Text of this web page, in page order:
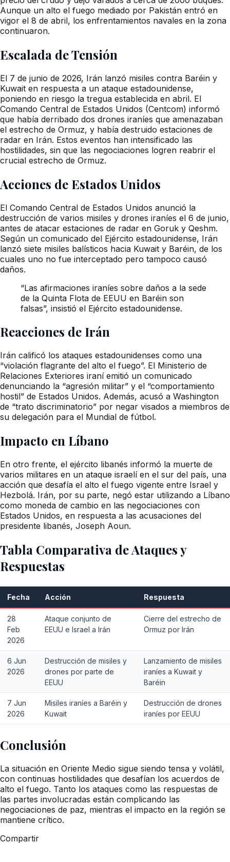
Aunque un alto el fuego mediado por Pakistán entró en
vigor el 8 de abril, los enfrentamientos navales en la zona
continuaron.
Escalada de Tensión
El 7 de junio de 2026, Irán lanzó misiles contra Baréin y
Kuwait en respuesta a un ataque estadounidense,
poniendo en riesgo la tregua establecida en abril. El
Comando Central de Estados Unidos (Centcom) informó
que había derribado dos drones iraníes que amenazaban
el estrecho de Ormuz, y había destruido estaciones de
radar en Irán. Estos eventos han intensificado las
hostilidades, sin que las negociaciones logren reabrir el
crucial estrecho de Ormuz.
Acciones de Estados Unidos
El Comando Central de Estados Unidos anunció la
destrucción de varios misiles y drones iraníes el 6 de junio,
antes de atacar estaciones de radar en Goruk y Qeshm.
Según un comunicado del Ejército estadounidense, Irán
lanzó siete misiles balísticos hacia Kuwait y Baréin, de los
cuales uno no fue interceptado pero tampoco causó
daños.
“Las afirmaciones iraníes sobre daños a la sede
de la Quinta Flota de EEUU en Baréin son
falsas”, insistió el Ejército estadounidense.
Reacciones de Irán
Irán calificó los ataques estadounidenses como una
“violación flagrante del alto el fuego”. El Ministerio de
Relaciones Exteriores iraní emitió un comunicado
denunciando la “agresión militar” y el “comportamiento
hostil” de Estados Unidos. Además, acusó a Washington
de “trato discriminatorio” por negar visados a miembros de
su delegación para el Mundial de fútbol.
Impacto en Líbano
En otro frente, el ejército libanés informó la muerte de
varios militares en un ataque israelí en el sur del país, una
acción que desafía el alto el fuego vigente entre Israel y
Hezbolá. Irán, por su parte, negó estar utilizando a Líbano
como moneda de cambio en las negociaciones con
Estados Unidos, en respuesta a las acusaciones del
presidente libanés, Joseph Aoun.
Tabla Comparativa de Ataques y
Respuestas
Fecha Acción Respuesta
28
Feb
2026
Ataque conjunto de
EEUU e Israel a Irán
Cierre del estrecho de
Ormuz por Irán
6 Jun
2026
Destrucción de misiles y
drones por parte de
EEUU
Lanzamiento de misiles
iraníes a Kuwait y
Baréin
7 Jun
2026
Misiles iraníes a Baréin y
Kuwait
Destrucción de drones
iraníes por EEUU
Conclusión
La situación en Oriente Medio sigue siendo tensa y volátil,
con continuas hostilidades que desafían los acuerdos de
alto el fuego. Tanto los ataques como las respuestas de
las partes involucradas están complicando las
negociaciones de paz, mientras el impacto en la región se
mantiene crítico.
Compartir